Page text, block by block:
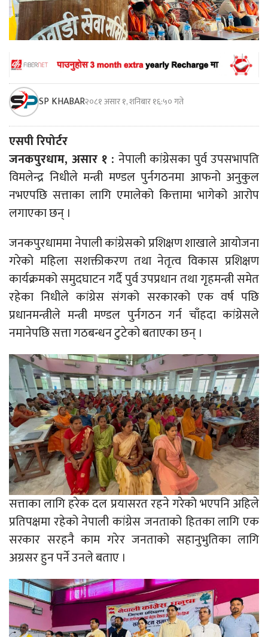
SP KHABAR२०८१ असार १, शनिबार १६:५० गते
एसपी रिपोर्टर
जनकपुरधाम, असार १ : नेपाली कांग्रेसका पुर्व उपसभापति
विमलेन्द्र निधीले मन्त्री मण्डल पुर्नगठनमा आफनो अनुकुल
नभएपछि सत्ताका लागि एमालेको कित्तामा भागेको आरोप
लगाएका छन् ।
जनकपुरधाममा नेपाली कांग्रेसको प्रशिक्षण शाखाले आयोजना
गरेको महिला सशक्तीकरण तथा नेतृत्व विकास प्रशिक्षण
कार्यक्रमको समुदघाटन गर्दै पुर्व उपप्रधान तथा गृहमन्त्री समेत
रहेका निधीले कांग्रेस संगको सरकारको एक वर्ष पछि
प्रधानमन्त्रीले मन्त्री मण्डल पुर्नगठन गर्न चाँहदा कांग्रेसले
नमानेपछि सत्ता गठबन्धन टुटेको बताएका छन् ।
सत्ताका लागि हरेक दल प्रयासरत रहने गरेको भएपनि अहिले
प्रतिपक्षमा रहेको नेपाली कांग्रेस जनताको हितका लागि एक
सरकार सरहनै काम गरेर जनताको सहानुभुतिका लागि
अग्रसर हुन पर्ने उनले बताए ।